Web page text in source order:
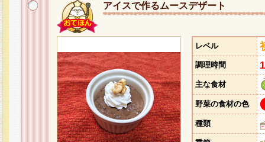
アイスで作るムースデザート
レベル
調理時間
主な食材
野菜の食材の色
種類